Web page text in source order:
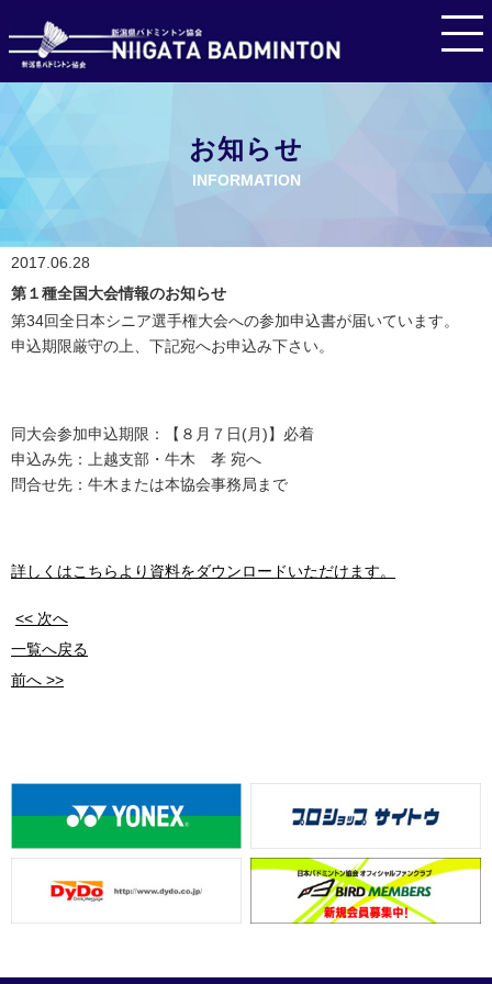
お知らせ
INFORMATION
2017.06.28
第１種全国大会情報のお知らせ
第34回全日本シニア選手権大会への参加申込書が届いています。
申込期限厳守の上、下記宛へお申込み下さい。
同大会参加申込期限：【８月７日(月)】必着
申込み先：上越支部・牛木 孝 宛へ
問合せ先：牛木または本協会事務局まで
詳しくはこちらより資料をダウンロードいただけます。
<< 次へ
一覧へ戻る
前へ >>